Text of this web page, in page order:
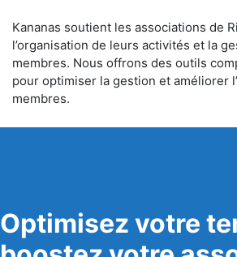
Kananas soutient les associations de
l’organisation de leurs activités et la
membres. Nous offrons des outils
pour optimiser la gestion et améliorer
membres.
Optimisez votre